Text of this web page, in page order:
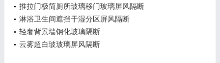
推拉门极简厕所玻璃移门玻璃屏风隔断
淋浴卫生间遮挡干湿分区屏风隔断
轻奢背景墙钢化玻璃隔断
云雾超白玻玻璃屏风隔断